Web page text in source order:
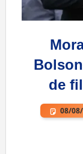
de
08/